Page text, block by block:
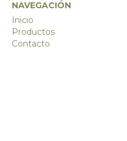
NAVEGACIÓN
Inicio
Productos
Contacto